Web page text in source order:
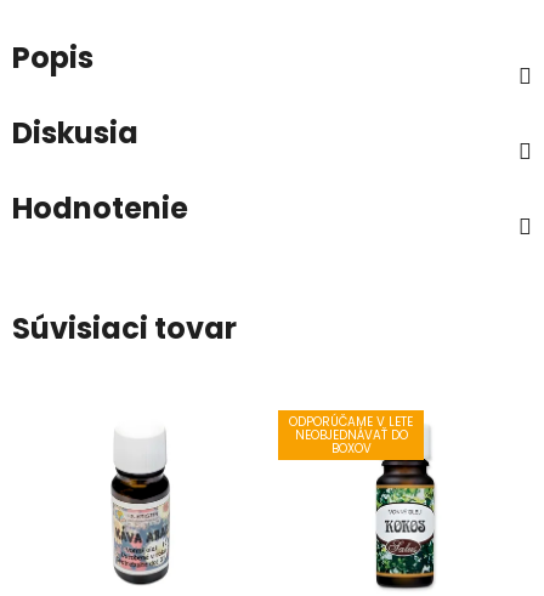
Popis
Diskusia
Hodnotenie
Súvisiaci tovar
ODPORÚČAME V LETE
NEOBJEDNÁVAŤ DO
BOXOV